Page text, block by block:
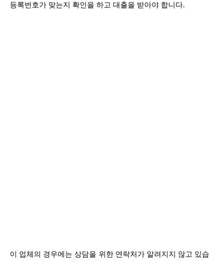
등록번호가 맞는지 확인을 하고 대출을 받아야 합니다.
이 업체의 경우에는 상담을 위한 연락처가 알려지지 않고 있습